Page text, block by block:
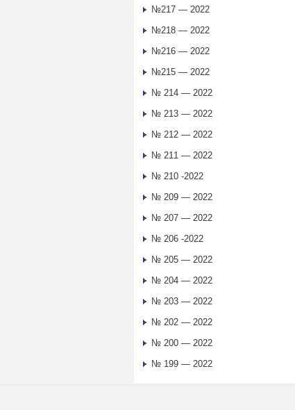
№217 — 2022
№218 — 2022
№216 — 2022
№215 — 2022
№ 214 — 2022
№ 213 — 2022
№ 212 — 2022
№ 211 — 2022
№ 210 -2022
№ 209 — 2022
№ 207 — 2022
№ 206 -2022
№ 205 — 2022
№ 204 — 2022
№ 203 — 2022
№ 202 — 2022
№ 200 — 2022
№ 199 — 2022